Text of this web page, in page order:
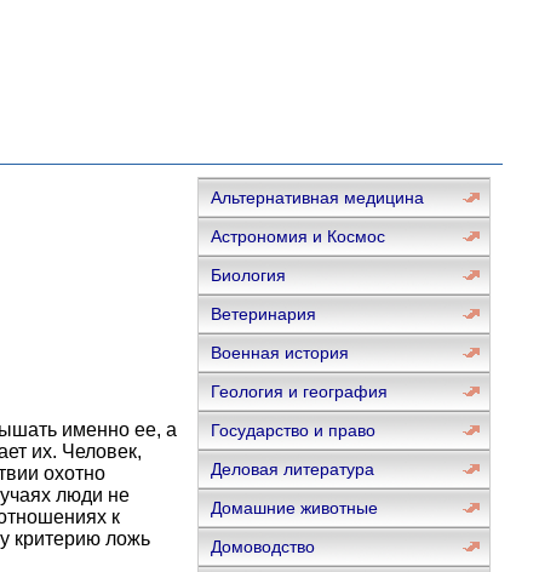
именно ее, а
их. Человек,
охотно
люди не
к
критерию ложь
Альтернативная медицина
Астрономия и Космос
Биология
Ветеринария
Военная история
Геология и география
Государство и право
Деловая литература
Домашние животные
Домоводство